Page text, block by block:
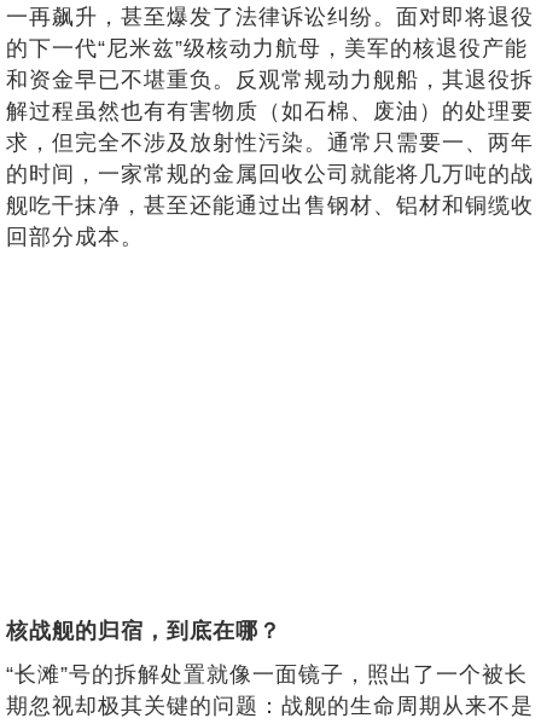
一再飙升，甚至爆发了法律诉讼纠纷。面对即将退役
的下一代“尼米兹”级核动力航母，美军的核退役产能
和资金早已不堪重负。反观常规动力舰船，其退役拆
解过程虽然也有有害物质（如石棉、废油）的处理要
求，但完全不涉及放射性污染。通常只需要一、两年
的时间，一家常规的金属回收公司就能将几万吨的战
舰吃干抹净，甚至还能通过出售钢材、铝材和铜缆收
回部分成本。
核战舰的归宿，到底在哪？
“长滩”号的拆解处置就像一面镜子，照出了一个被长
期忽视却极其关键的问题：战舰的生命周期从来不是